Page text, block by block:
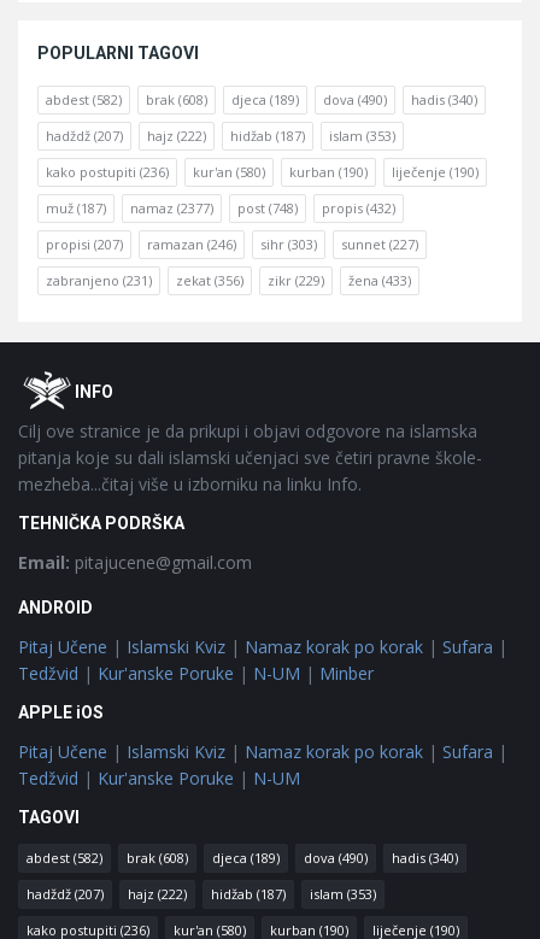
POPULARNI TAGOVI
abdest (582) brak (608) djeca (189) dova (490) hadis (340)
hadždž (207) hajz (222) hidžab (187) islam (353)
kako postupiti (236) kur'an (580) kurban (190) liječenje (190)
muž (187) namaz (2377) post (748) propis (432)
propisi (207) ramazan (246) sihr (303) sunnet (227)
zabranjeno (231) zekat (356) zikr (229) žena (433)
FooterOINFO
Cilj ove stranice je da prikupi i objavi odgovore na islamska
pitanja koje su dali islamski učenjaci sve četiri pravne škole-
mezheba...čitaj više u izborniku na linku Info.
TEHNIČKA PODRŠKA
Email: pitajucene@gmail.com
ANDROID
Pitaj Učene | Islamski Kviz | Namaz korak po korak | Sufara |
Tedžvid | Kur'anske Poruke | N-UM | Minber
APPLE iOS
Pitaj Učene | Islamski Kviz | Namaz korak po korak | Sufara |
Tedžvid | Kur'anske Poruke | N-UM
TAGOVI
abdest (582) brak (608) djeca (189) dova (490) hadis (340)
hadždž (207) hajz (222) hidžab (187) islam (353)
kako postupiti (236) kur'an (580) kurban (190) liječenje (190)